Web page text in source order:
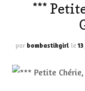
***
par bombastikgirl le